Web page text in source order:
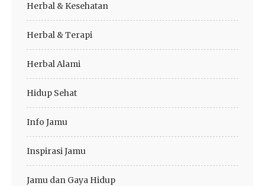
Herbal & Kesehatan
Herbal & Terapi
Herbal Alami
Hidup Sehat
Info Jamu
Inspirasi Jamu
Jamu dan Gaya Hidup